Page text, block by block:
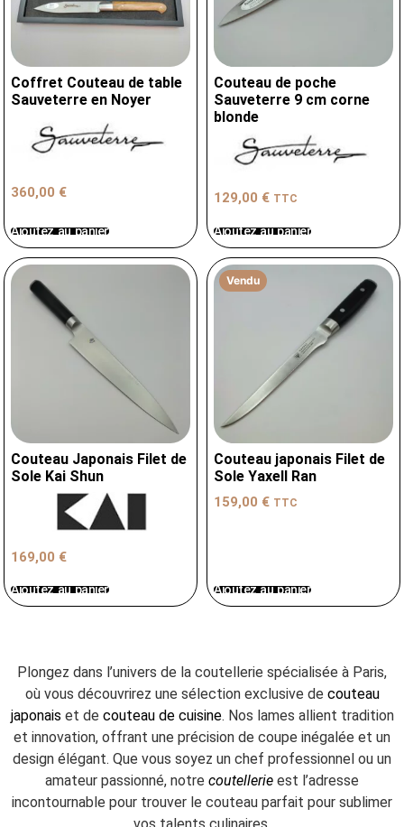
Coffret Couteau de table
Sauveterre en Noyer
360,00 €
Ajoutez au panier
Couteau de poche
Sauveterre 9 cm corne
blonde
129,00 € TTC
Ajoutez au panier
Couteau Japonais Filet de
Sole Kai Shun
169,00 €
Ajoutez au panier
Vendu
Couteau japonais Filet de
Sole Yaxell Ran
159,00 € TTC
Ajoutez au panier
Plongez dans l’univers de la coutellerie spécialisée à Paris,
où vous découvrirez une sélection exclusive de couteau
japonais et de couteau de cuisine. Nos lames allient tradition
et innovation, offrant une précision de coupe inégalée et un
design élégant. Que vous soyez un chef professionnel ou un
amateur passionné, notre coutellerie est l’adresse
incontournable pour trouver le couteau parfait pour sublimer